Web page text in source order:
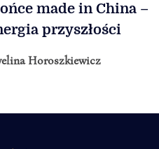
made in China –
przyszłości
Horoszkiewicz